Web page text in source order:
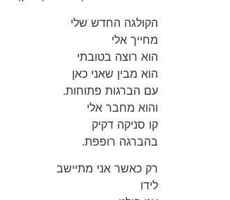
הקולגה החדש שלי
מחייך אלי
הוא רוצה בטובתי
הוא מבין שאני כאן
עם הברגות פתוחות.
והוא מחבר אלי
קו סניקה דקיק
בהברגה רופפת.
רק כאשר אני מתיישב
לידו